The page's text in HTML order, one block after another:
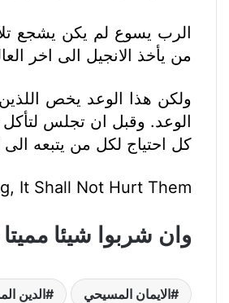
الرب يسوع لم يكن يشجع
من يأخذ الانجيل الى اخر
ولكن هذا الوعد يخص
الوعد. وقبل ان تجلس
كل احتياج لكل من يتبعه الى
It Shall Not Hurt Them!
وان شربوا شيئا
الايمان المسيحي الدين